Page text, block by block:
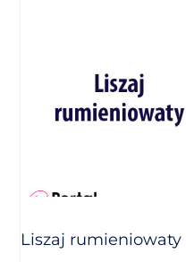
Liszaj rumieniowaty